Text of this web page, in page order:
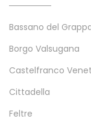
Bassano del
Borgo Valsugana
Castelfranco
Cittadella
Feltre